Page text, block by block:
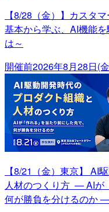
【8/28（金）】カスタ
基本から学ぶ、AI機能
は～
開催前2026年8月28日(
【8/21（金）東京】 AI
人材のつくり方 ― AIが
何が勝負を分けるのか ―